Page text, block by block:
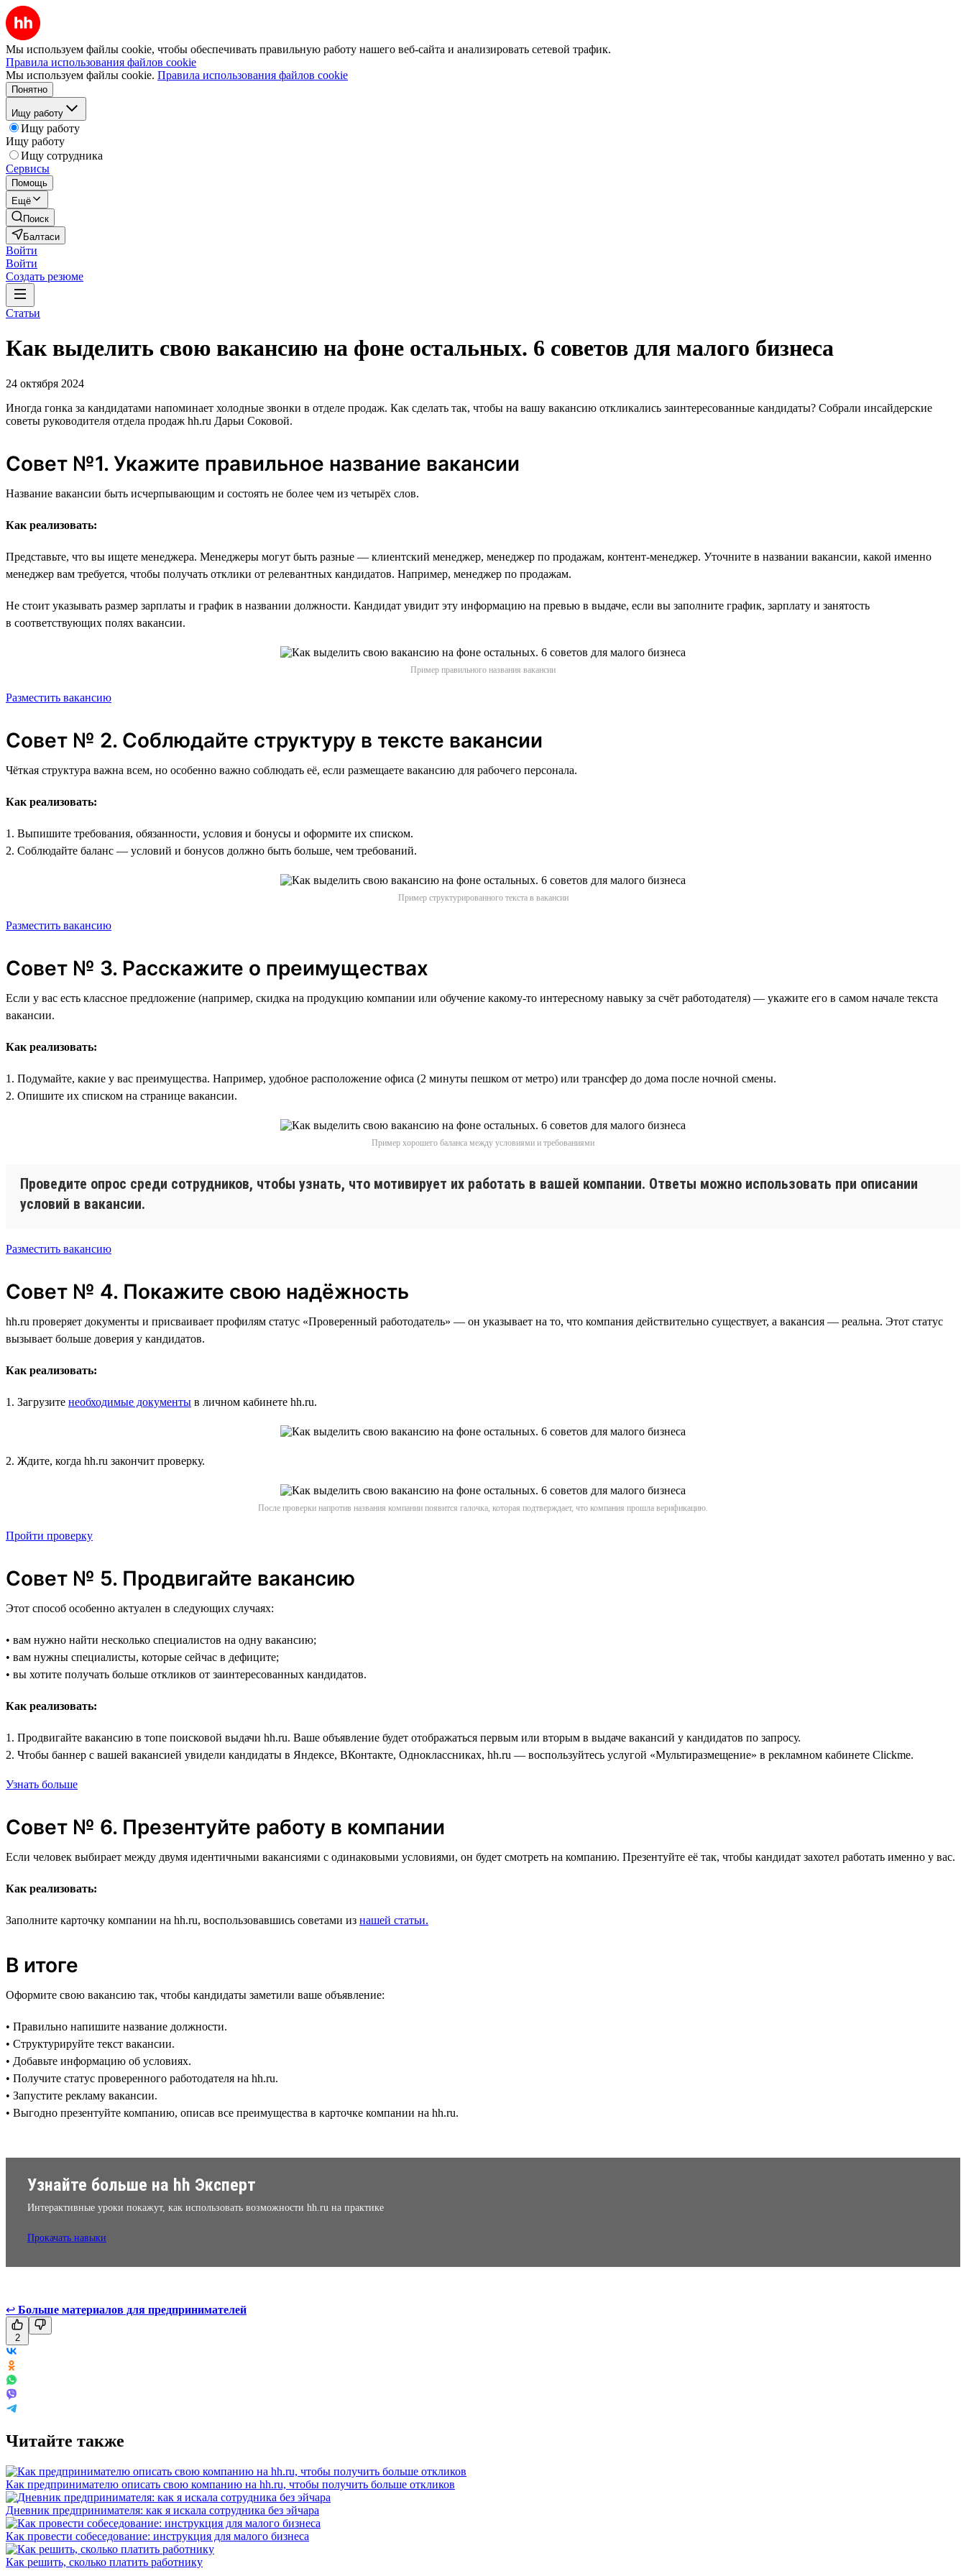
Мы используем файлы cookie, чтобы обеспечивать правильную работу нашего веб-сайта и анализировать сетевой трафик.
Правила использования файлов cookie
Мы используем файлы cookie. Правила использования файлов cookie
Понятно
Ищу работу
Ищу работу
Ищу работу
Ищу сотрудника
Сервисы
Помощь
Ещё
Поиск
Балтаси
Войти
Войти
Создать резюме
Статьи
Как выделить свою вакансию на фоне остальных. 6 советов для малого бизнеса
24 октября 2024
Иногда гонка за кандидатами напоминает холодные звонки в отделе продаж. Как сделать так, чтобы на вашу вакансию откликались заинтересованные кандидаты? Собрали инсайдерские
советы руководителя отдела продаж hh.ru Дарьи Соковой.
Совет №1. Укажите правильное название вакансии
Название вакансии быть исчерпывающим и состоять не более чем из четырёх слов.
Как реализовать:
Представьте, что вы ищете менеджера. Менеджеры могут быть разные — клиентский менеджер, менеджер по продажам, контент-менеджер. Уточните в названии вакансии, какой именно
менеджер вам требуется, чтобы получать отклики от релевантных кандидатов. Например, менеджер по продажам.
Не стоит указывать размер зарплаты и график в названии должности. Кандидат увидит эту информацию на превью в выдаче, если вы заполните график, зарплату и занятость
в соответствующих полях вакансии.
Пример правильного названия вакансии
Разместить вакансию
Совет № 2. Соблюдайте структуру в тексте вакансии
Чёткая структура важна всем, но особенно важно соблюдать её, если размещаете вакансию для рабочего персонала.
Как реализовать:
1. Выпишите требования, обязанности, условия и бонусы и оформите их списком.
2. Соблюдайте баланс — условий и бонусов должно быть больше, чем требований.
Пример структурированного текста в вакансии
Разместить вакансию
Совет № 3. Расскажите о преимуществах
Если у вас есть классное предложение (например, скидка на продукцию компании или обучение какому-то интересному навыку за счёт работодателя) — укажите его в самом начале текста
вакансии.
Как реализовать:
1. Подумайте, какие у вас преимущества. Например, удобное расположение офиса (2 минуты пешком от метро) или трансфер до дома после ночной смены.
2. Опишите их списком на странице вакансии.
Пример хорошего баланса между условиями и требованиями
Проведите опрос среди сотрудников, чтобы узнать, что мотивирует их работать в вашей компании. Ответы можно использовать при описании
условий в вакансии.
Разместить вакансию
Совет № 4. Покажите свою надёжность
hh.ru проверяет документы и присваивает профилям статус «Проверенный работодатель» — он указывает на то, что компания действительно существует, а вакансия — реальна. Этот статус
вызывает больше доверия у кандидатов.
Как реализовать:
1. Загрузите необходимые документы в личном кабинете hh.ru.
2. Ждите, когда hh.ru закончит проверку.
После проверки напротив названия компании появится галочка, которая подтверждает, что компания прошла верификацию.
Пройти проверку
Совет № 5. Продвигайте вакансию
Этот способ особенно актуален в следующих случаях:
• вам нужно найти несколько специалистов на одну вакансию;
• вам нужны специалисты, которые сейчас в дефиците;
• вы хотите получать больше откликов от заинтересованных кандидатов.
Как реализовать:
1. Продвигайте вакансию в топе поисковой выдачи hh.ru. Ваше объявление будет отображаться первым или вторым в выдаче вакансий у кандидатов по запросу.
2. Чтобы баннер с вашей вакансией увидели кандидаты в Яндексе, ВКонтакте, Одноклассниках, hh.ru — воспользуйтесь услугой «Мультиразмещение» в рекламном кабинете Clickme.
Узнать больше
Совет № 6. Презентуйте работу в компании
Если человек выбирает между двумя идентичными вакансиями с одинаковыми условиями, он будет смотреть на компанию. Презентуйте её так, чтобы кандидат захотел работать именно у вас.
Как реализовать:
Заполните карточку компании на hh.ru, воспользовавшись советами из нашей статьи.
В итоге
Оформите свою вакансию так, чтобы кандидаты заметили ваше объявление:
• Правильно напишите название должности.
• Структурируйте текст вакансии.
• Добавьте информацию об условиях.
• Получите статус проверенного работодателя на hh.ru.
• Запустите рекламу вакансии.
• Выгодно презентуйте компанию, описав все преимущества в карточке компании на hh.ru.
Узнайте больше на hh Эксперт
Интерактивные уроки покажут, как использовать возможности hh.ru на практике
Прокачать навыки
↩ Больше материалов для предпринимателей
2
Читайте также
Как предпринимателю описать свою компанию на hh.ru, чтобы получить больше откликов
Дневник предпринимателя: как я искала сотрудника без эйчара
Как провести собеседование: инструкция для малого бизнеса
Как решить, сколько платить работнику